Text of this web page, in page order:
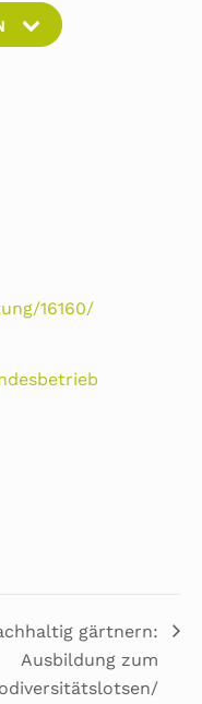
16160/
gärtnern:
Ausbildung zum